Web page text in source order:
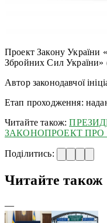
Проект Закону України
Збройних Сил України»
Автор законодавчої
Етап проходження:
Читайте також:
ЗАКОНОПРОЕКТ ПРО
Поділитись:
Читайте також
—